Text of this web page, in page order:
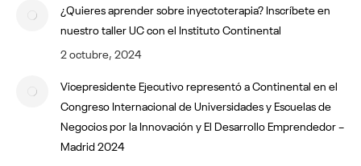
¿Quieres aprender sobre inyectoterapia? Inscríbete en
nuestro taller UC con el Instituto Continental
2 octubre, 2024
Vicepresidente Ejecutivo representó a Continental en el
Congreso Internacional de Universidades y Escuelas de
Negocios por la Innovación y El Desarrollo Emprendedor –
Madrid 2024